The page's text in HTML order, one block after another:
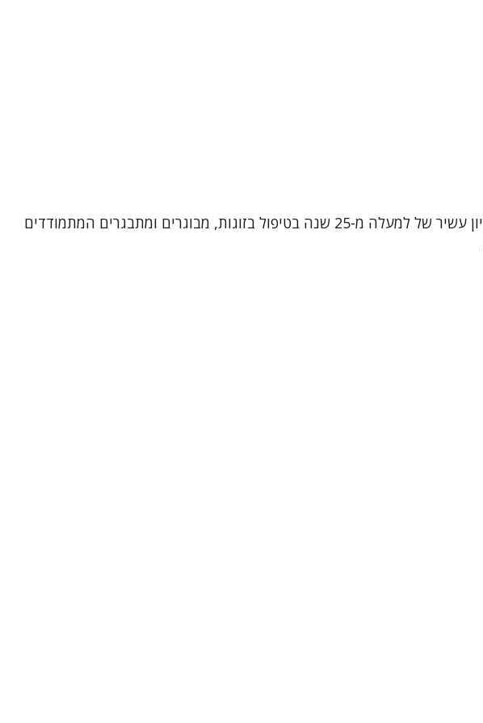
שמי אירית רן, פסיכותרפיסטית, מטפלת בתנועה ומטפלת זוגית ומשפחתית מוסמכת. אני מביאה עמי ניסיון עשיר של למעלה מ-25 שנה בטיפול בזוגות, מבוגרים ומתבגרים המתמודדים